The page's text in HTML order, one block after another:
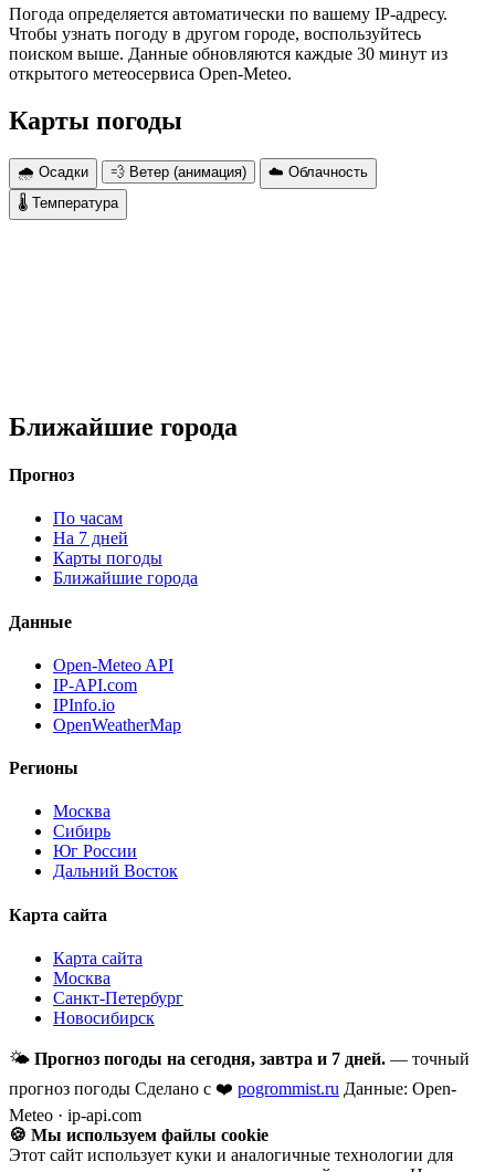
Погода определяется автоматически по вашему IP-адресу.
Чтобы узнать погоду в другом городе, воспользуйтесь
поиском выше. Данные обновляются каждые 30 минут из
открытого метеосервиса Open-Meteo.
Карты погоды
🌧 Осадки 💨 Ветер (анимация)
☁️ Облачность
🌡 Температура
Ближайшие города
Прогноз
По часам
На 7 дней
Карты погоды
Ближайшие города
Данные
Open-Meteo API
IP-API.com
IPInfo.io
OpenWeatherMap
Регионы
Москва
Сибирь
Юг России
Дальний Восток
Карта сайта
Карта сайта
Москва
Санкт-Петербург
Новосибирск
🌤 Прогноз погоды на сегодня, завтра и 7 дней. — точный
прогноз погоды Сделано с ❤️ pogrommist.ru Данные: Open-
Meteo · ip-api.com
🍪 Мы используем файлы cookie
Этот сайт использует куки и аналогичные технологии для